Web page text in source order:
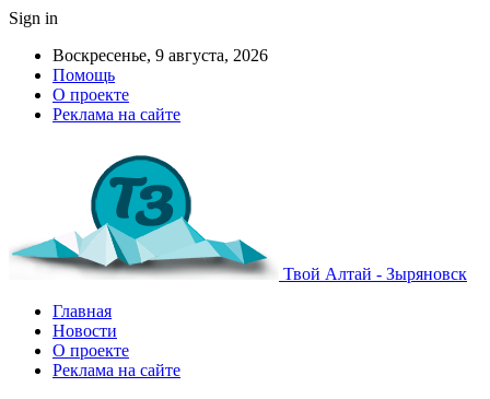
Sign in
Воскресенье, 9 августа, 2026
Помощь
О проекте
Реклама на сайте
Твой Алтай - Зыряновск
Главная
Новости
О проекте
Реклама на сайте